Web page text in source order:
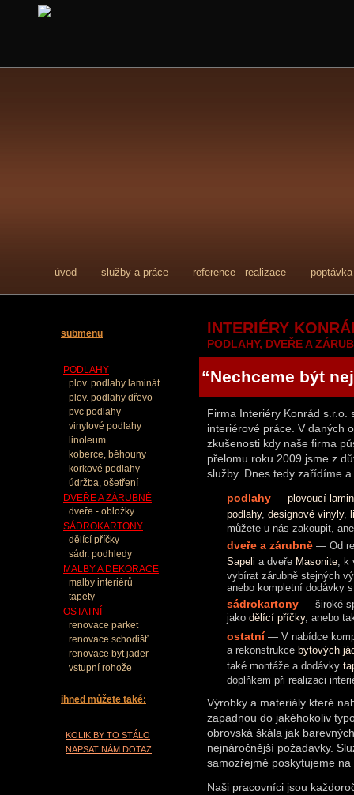
INTERIÉRY
PODLAHY, DVEŘE A
“Nechceme být
Firma Interiéry Konrád s.r.o.
interiérové práce. V daných
zkušenosti kdy naše firma
přelomu roku 2009 jsme z
služby. Dnes tedy zařídíme
podlahy — plovoucí
podlahy, designové vinyly,
můžete u nás zakoupit,
dveře a zárubně — Od
Sapeli a dveře Masonite, k
vybírat zárubně stejných
anebo kompletní dodávky
sádrokartony — široké
jako dělící příčky, anebo
ostatní — V nabídce
a rekonstrukce bytových
také montáže a dodávky
doplňkem při realizaci
Výrobky a materiály které
zapadnou do jakéhokoliv
obrovská škála jak
nejnáročnější požadavky.
samozřejmě poskytujeme
Naši pracovníci jsou
submenu
PODLAHY
plov. podlahy laminát
plov. podlahy dřevo
pvc podlahy
vinylové podlahy
linoleum
koberce, běhouny
korkové podlahy
údržba, ošetření
DVEŘE A ZÁRUBNĚ
dveře - obložky
SÁDROKARTONY
dělící příčky
sádr. podhledy
MALBY A DEKORACE
malby interiérů
tapety
OSTATNÍ
renovace parket
renovace schodišť
renovace byt jader
vstupní rohože
ihned můžete také:
KOLIK BY TO STÁLO
NAPSAT NÁM DOTAZ
úvod služby a práce reference - realizace poptávka